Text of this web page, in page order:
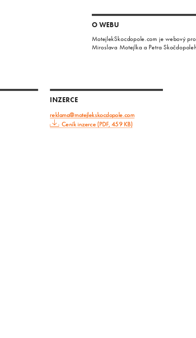
O WEBU
MotejlekSkocdopole.com je webový
Miroslava Motejlka a Petra
INZERCE
reklama@motejlekskocdopole.com
Ceník inzerce (PDF, 459 KB)